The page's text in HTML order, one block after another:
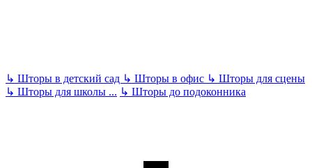
↳ Шторы в детский сад ↳ Шторы в офис ↳ Шторы для сцены
↳ Шторы для школы ... ↳ Шторы до подоконника